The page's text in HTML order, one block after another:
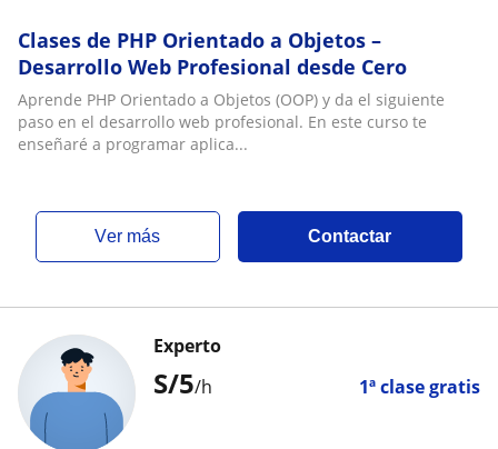
Clases de PHP Orientado a Objetos –
Desarrollo Web Profesional desde Cero
Aprende PHP Orientado a Objetos (OOP) y da el siguiente
paso en el desarrollo web profesional. En este curso te
enseñaré a programar aplica...
ver más Contactar
S/5/h 1ª clase gratis
Experto